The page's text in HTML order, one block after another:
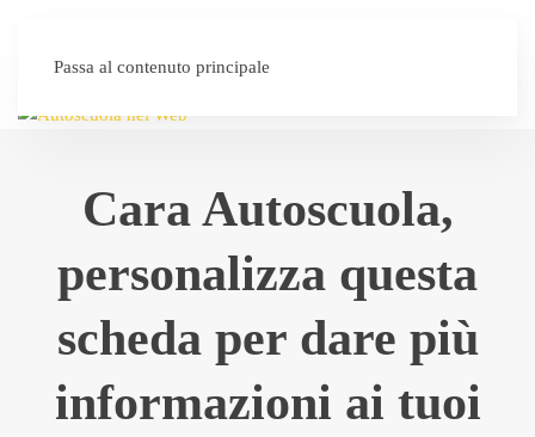
Passa al contenuto principale
Cara Autoscuola,
personalizza questa
scheda per dare più
informazioni ai tuoi